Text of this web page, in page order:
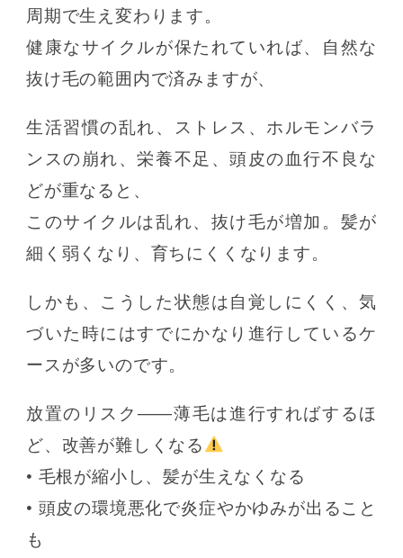
周期で生え変わります。
健康なサイクルが保たれていれば、自然な
抜け毛の範囲内で済みますが、
生活習慣の乱れ、ストレス、ホルモンバラ
ンスの崩れ、栄養不足、頭皮の血行不良な
どが重なると、
このサイクルは乱れ、抜け毛が増加。髪が
細く弱くなり、育ちにくくなります。
しかも、こうした状態は自覚しにくく、気
づいた時にはすでにかなり進行しているケ
ースが多いのです。
放置のリスク――薄毛は進行すればするほ
ど、改善が難しくなる
• 毛根が縮小し、髪が生えなくなる
• 頭皮の環境悪化で炎症やかゆみが出ること
も